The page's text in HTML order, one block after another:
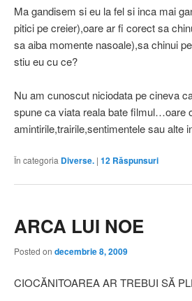
Ma gandisem si eu la fel si inca mai
pitici pe creier),oare ar fi corect sa
sa aiba momente nasoale),sa chinui
stiu eu cu ce?
Nu am cunoscut niciodata pe cineva
spune ca viata reala bate filmul…oare
amintirile,trairile,sentimentele sau alte
În categoria Diverse. | 12 Răspunsuri
ARCA LUI NOE
Posted on decembrie 8, 2009
CIOCĂNITOAREA AR TREBUI SĂ